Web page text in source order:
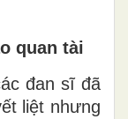
quan tài
đan sĩ đã
liệt nhưng